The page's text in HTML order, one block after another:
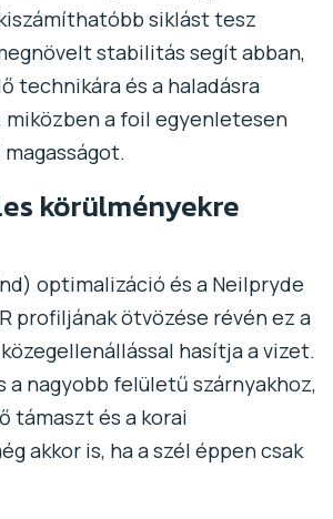
siklást tesz
stabilitás segít abban,
technikára és a haladásra
miközben a foil egyenletesen
körülményekre
optimalizáció és a Neilpryde
profiljának ötvözése révén ez a
hasítja a vizet.
a nagyobb felületű szárnyakhoz,
támaszt és a korai
akkor is, ha a szél éppen csak